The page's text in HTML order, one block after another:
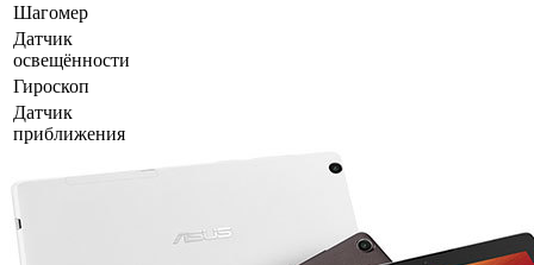
Шагомер
Датчик
освещённости
Гироскоп
Датчик
приближения